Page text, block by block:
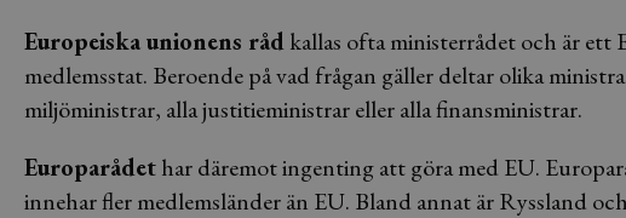
Europeiska unionens rådkallas ofta ministerrådet och är ett
medlemsstat. Beroende på vad frågan gäller deltar olika
miljöministrar, alla justitieministrar eller alla finansministrar.
Europarådethar däremot ingenting att göra med EU.
innehar fler medlemsländer än EU. Bland annat är Ryssland